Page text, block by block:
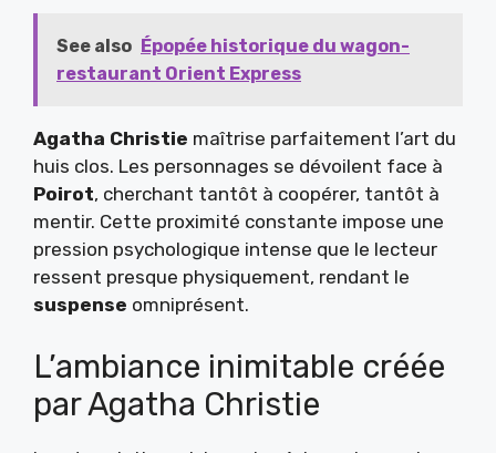
See also Épopée historique du wagon-
restaurant Orient Express
Agatha Christie maîtrise parfaitement l’art du
huis clos. Les personnages se dévoilent face à
Poirot, cherchant tantôt à coopérer, tantôt à
mentir. Cette proximité constante impose une
pression psychologique intense que le lecteur
ressent presque physiquement, rendant le
suspense omniprésent.
L’ambiance inimitable créée
par Agatha Christie